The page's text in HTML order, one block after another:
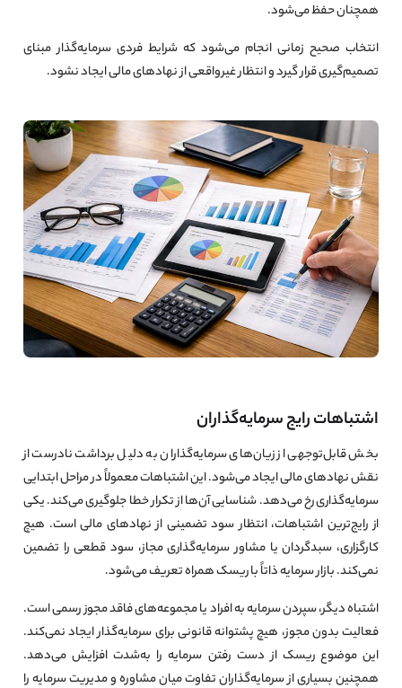
همچنان حفظ می‌شود.
انتخاب صحیح زمانی انجام می‌شود که شرایط فردی سرمایه‌گذار مبنای
تصمیم‌گیری قرار گیرد و انتظار غیرواقعی از نهادهای مالی ایجاد نشود.
اشتباهات رایج سرمایه‌گذاران
بخش قابل‌توجهی از زیان‌های سرمایه‌گذاران به دلیل برداشت نادرست از
نقش نهادهای مالی ایجاد می‌شود. این اشتباهات معمولاً در مراحل ابتدایی
سرمایه‌گذاری رخ می‌دهد. شناسایی آن‌ها از تکرار خطا جلوگیری می‌کند. یکی
از رایج‌ترین اشتباهات، انتظار سود تضمینی از نهادهای مالی است. هیچ
کارگزاری، سبدگردان یا مشاور سرمایه‌گذاری مجاز، سود قطعی را تضمین
نمی‌کند. بازار سرمایه ذاتاً با ریسک همراه تعریف می‌شود.
اشتباه دیگر، سپردن سرمایه به افراد یا مجموعه‌های فاقد مجوز رسمی است.
فعالیت بدون مجوز، هیچ پشتوانه قانونی برای سرمایه‌گذار ایجاد نمی‌کند.
این موضوع ریسک از دست رفتن سرمایه را به‌شدت افزایش می‌دهد.
همچنین بسیاری از سرمایه‌گذاران تفاوت میان مشاوره و مدیریت سرمایه را